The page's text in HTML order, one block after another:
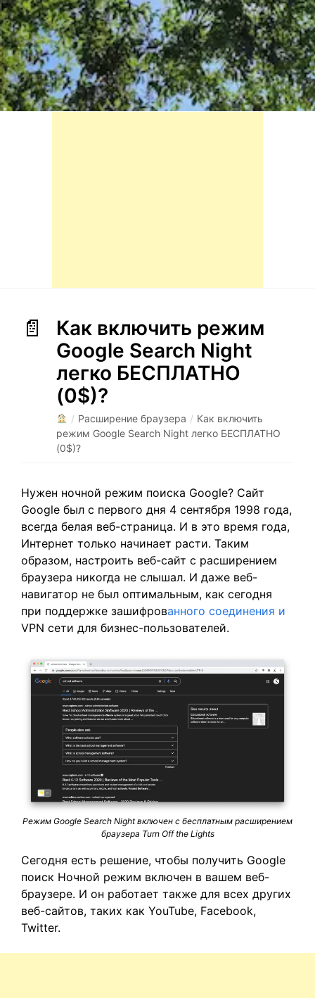
Как включить режим
Google Search Night
легко БЕСПЛАТНО
(0$)?
/ Расширение браузера / Как включить
режим Google Search Night легко БЕСПЛАТНО
(0$)?
Нужен ночной режим поиска Google? Сайт
Google был с первого дня 4 сентября 1998 года,
всегда белая веб-страница. И в это время года,
Интернет только начинает расти. Таким
образом, настроить веб-сайт с расширением
браузера никогда не слышал. И даже веб-
навигатор не был оптимальным, как сегодня
при поддержке зашифрованного соединения и
VPN сети для бизнес-пользователей.
Режим Google Search Night включен с бесплатным расширением
браузера Turn Off the Lights
Сегодня есть решение, чтобы получить Google
поиск Ночной режим включен в вашем веб-
браузере. И он работает также для всех других
веб-сайтов, таких как YouTube, Facebook,
Twitter.